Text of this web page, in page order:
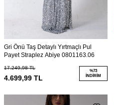
Gri Önü Taş Detaylı Yırtmaçlı Pul
Payet Straplez Abiye 0801163.06
17.249,98TL
4.699,99 TL
%73
İNDIRIM